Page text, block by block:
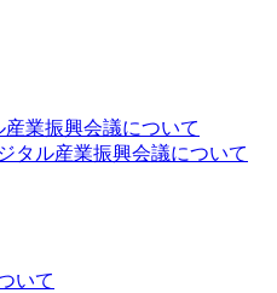
業振興会議について
タル産業振興会議について
いて